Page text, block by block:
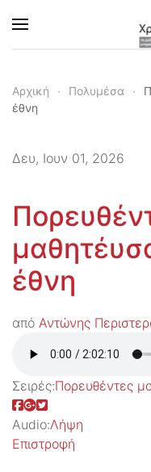
Skip to main
Αρχική Πολυμέσα
έθνη
Δευ, Ιουν 01, 2026
έθνη
από Αντώνης
Σειρές:Πορευθέντες
Audio:Λήψη
Επιστροφή